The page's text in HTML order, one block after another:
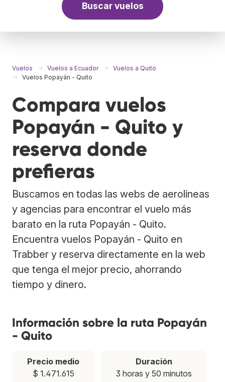
Buscar vuelos
Vuelos Vuelos a Ecuador
Vuelos a Quito
Vuelos Popayán - Quito
Compara vuelos
Popayán - Quito y
reserva donde
prefieras
Buscamos en todas las webs de aerolíneas
y agencias para encontrar el vuelo más
barato en la ruta Popayán - Quito.
Encuentra vuelos Popayán - Quito en
Trabber y reserva directamente en la web
que tenga el mejor precio, ahorrando
tiempo y dinero.
Información sobre la ruta Popayán
- Quito
Precio medio
$ 1.471.615
Duración
3 horas y 50 minutos